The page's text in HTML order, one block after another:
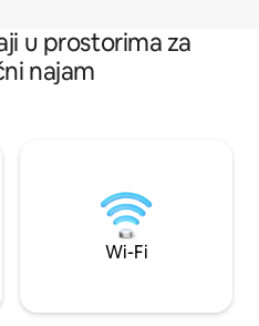
u prostorima za
najam
Wi-Fi